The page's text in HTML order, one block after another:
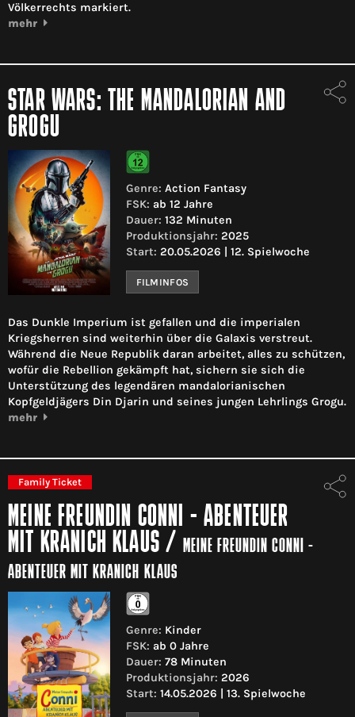
Völkerrechts markiert.
mehr
STAR WARS: THE MANDALORIAN AND
GROGU
Genre: Action Fantasy
FSK: ab 12 Jahre
Dauer: 132 Minuten
Produktionsjahr: 2025
Start: 20.05.2026 | 12. Spielwoche
FILMINFOS
Das Dunkle Imperium ist gefallen und die imperialen
Kriegsherren sind weiterhin über die Galaxis verstreut.
Während die Neue Republik daran arbeitet, alles zu schützen,
wofür die Rebellion gekämpft hat, sichern sie sich die
Unterstützung des legendären mandalorianischen
Kopfgeldjägers Din Djarin und seines jungen Lehrlings Grogu.
mehr
Family Ticket
MEINE FREUNDIN CONNI - ABENTEUER
MIT KRANICH KLAUS / MEINE FREUNDIN CONNI -
ABENTEUER MIT KRANICH KLAUS
Genre: Kinder
FSK: ab 0 Jahre
Dauer: 78 Minuten
Produktionsjahr: 2026
Start: 14.05.2026 | 13. Spielwoche